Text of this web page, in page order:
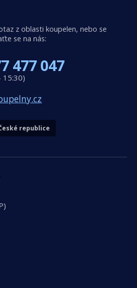
z oblasti koupelen, nebo se
se na nás:
477 047
15:30)
republice